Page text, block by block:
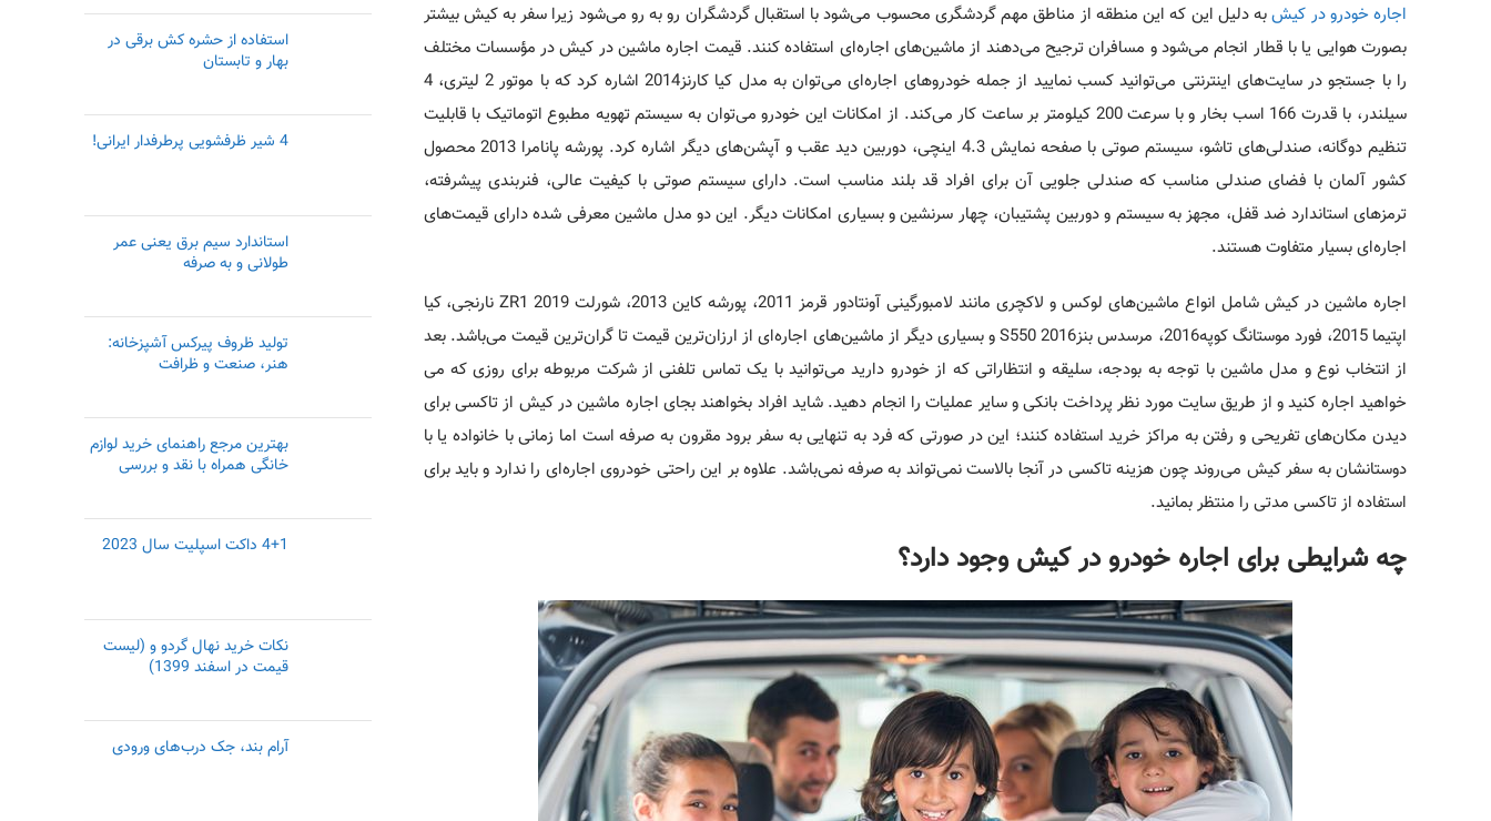
اجاره خودرو در کیشبه دلیل این که این منطقه از مناطق مهم گردشگری محسوب می­‌شود با استقبال گردشگران رو به­ رو می­‌شود زیرا سفر به کیش بیشتر
بصورت هوایی یا با قطار انجام می­‌شود و مسافران ترجیح می‌­دهند از ماشین­‌های اجاره‌­ای استفاده کنند. قیمت اجاره ماشین در کیش در مؤسسات مختلف
را با جستجو در سایت‌­های اینترنتی می­‌توانید کسب نمایید از جمله خودروهای اجاره­‌ای می‌­توان به مدل کیا کارنز2014 اشاره کرد که با موتور 2 لیتری، 4
سیلندر، با قدرت 166 اسب بخار و با سرعت 200 کیلومتر بر ساعت کار می­‌کند. از امکانات این خودرو می­‌توان به سیستم تهویه مطبوع اتوماتیک با قابلیت
تنظیم دوگانه، صندلی­‌های تاشو، سیستم صوتی با صفحه نمایش 4.3 اینچی، دوربین دید عقب و آپشن­‌های دیگر اشاره کرد. پورشه پانامرا 2013 محصول
کشور آلمان با فضای صندلی مناسب که صندلی جلویی آن برای افراد قد بلند مناسب است. دارای سیستم صوتی با کیفیت عالی، فنربندی پیشرفته،
ترمزهای استاندارد ضد قفل، مجهز به سیستم و دوربین پشتیبان، چهار سرنشین و بسیاری امکانات دیگر. این دو مدل ماشین معرفی شده دارای قیمت­‌های
اجاره‌­ای بسیار متفاوت هستند.
اجاره ماشین در کیش شامل انواع ماشین­‌های لوکس و لاکچری مانند لامبورگینی آونتادور قرمز 2011، پورشه کاین 2013، شورلت ZR1 2019 نارنجی، کیا
اپتیما 2015، فورد موستانگ کوپه2016، مرسدس بنزS550 2016 و بسیاری دیگر از ماشین­‌های اجاره­‌ای از ارزان‌ترین قیمت تا گران‌ترین قیمت می­‌باشد. بعد
از انتخاب نوع و مدل ماشین با توجه به بودجه، سلیقه و انتظاراتی که از خودرو دارید می­‌توانید با یک تماس تلفنی از شرکت مربوطه برای روزی که می­‌
خواهید اجاره کنید و از طریق سایت مورد نظر پرداخت بانکی و سایر عملیات را انجام دهید. شاید افراد بخواهند بجای اجاره ماشین در کیش از تاکسی برای
دیدن مکان­‌های تفریحی و رفتن به مراکز خرید استفاده کنند؛ این در صورتی که فرد به تنهایی به سفر برود مقرون­ به­ صرفه است اما زمانی با خانواده یا با
دوستانشان به سفر کیش می­‌روند چون هزینه تاکسی در آنجا بالاست نمی­‌تواند به ­صرفه نمی‌باشد. علاوه بر این راحتی خودروی اجاره‌­ای را ندارد و باید برای
استفاده از تاکسی مدتی را منتظر بمانید.
چه شرایطی برای اجاره خودرو در کیش وجود دارد؟
استفاده از حشره کش برقی در
بهار و تابستان
4 شیر ظرفشویی پرطرفدار ایرانی!
استاندارد سیم برق یعنی عمر
طولانی و به صرفه
تولید ظروف پیرکس آشپزخانه:
هنر، صنعت و ظرافت
بهترین مرجع راهنمای خرید لوازم
خانگی همراه با نقد و بررسی
4+1 داکت اسپلیت سال 2023
نکات خرید نهال گردو و (لیست
قیمت در اسفند 1399)
آرام بند، جک درب‌های ورودی